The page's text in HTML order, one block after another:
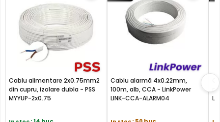
Cablu alimentare 2x0.75mm2
din cupru, izolare dubla - PSS
MYYUP-2x0.75
Cablu alarmă 4x0.22mm,
100m, alb, CCA - LinkPower
LINK-CCA-ALARM04